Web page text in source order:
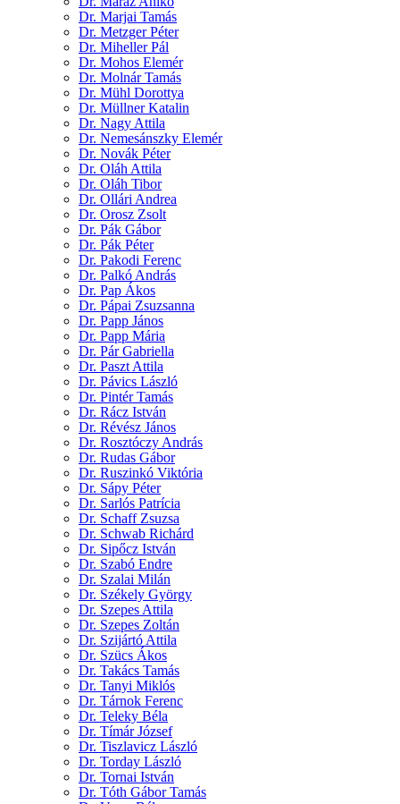
Dr. Marjai Tamás
Dr. Metzger Péter
Dr. Miheller Pál
Dr. Mohos Elemér
Dr. Molnár Tamás
Dr. Mühl Dorottya
Dr. Müllner Katalin
Dr. Nagy Attila
Dr. Nemesánszky Elemér
Dr. Novák Péter
Dr. Oláh Attila
Dr. Oláh Tibor
Dr. Ollári Andrea
Dr. Orosz Zsolt
Dr. Pák Gábor
Dr. Pák Péter
Dr. Pakodi Ferenc
Dr. Palkó András
Dr. Pap Ákos
Dr. Pápai Zsuzsanna
Dr. Papp János
Dr. Papp Mária
Dr. Pár Gabriella
Dr. Paszt Attila
Dr. Pávics László
Dr. Pintér Tamás
Dr. Rácz István
Dr. Révész János
Dr. Rosztóczy András
Dr. Rudas Gábor
Dr. Ruszinkó Viktória
Dr. Sápy Péter
Dr. Sarlós Patrícia
Dr. Schaff Zsuzsa
Dr. Schwab Richárd
Dr. Sipőcz István
Dr. Szabó Endre
Dr. Szalai Milán
Dr. Székely György
Dr. Szepes Attila
Dr. Szepes Zoltán
Dr. Szijártó Attila
Dr. Szücs Ákos
Dr. Takács Tamás
Dr. Tanyi Miklós
Dr. Tárnok Ferenc
Dr. Teleky Béla
Dr. Tímár József
Dr. Tiszlavicz László
Dr. Torday László
Dr. Tornai István
Dr. Tóth Gábor Tamás